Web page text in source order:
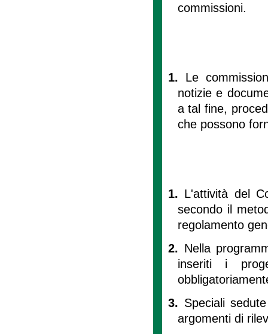
commissioni.
1. Le
notizie e
a tal fine,
che possono
1. L'attività del
secondo il
regolamento
2. Nella
inseriti i
3. Speciali
argomenti di